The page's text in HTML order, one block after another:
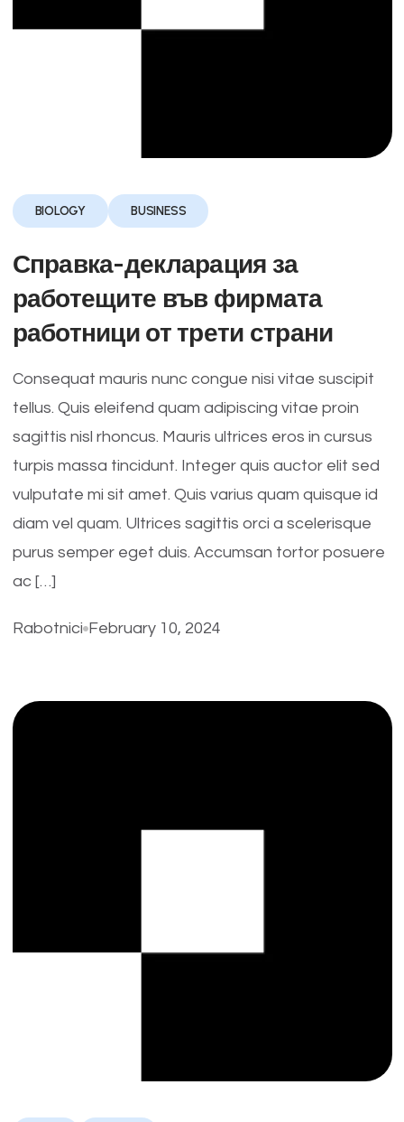
BIOLOGY BUSINESS
Справка-декларация за
работещите във фирмата
работници от трети страни
Consequat mauris nunc congue nisi vitae suscipit
tellus. Quis eleifend quam adipiscing vitae proin
sagittis nisl rhoncus. Mauris ultrices eros in cursus
turpis massa tincidunt. Integer quis auctor elit sed
vulputate mi sit amet. Quis varius quam quisque id
diam vel quam. Ultrices sagittis orci a scelerisque
purus semper eget duis. Accumsan tortor posuere
ac […]
Rabotnici February 10, 2024